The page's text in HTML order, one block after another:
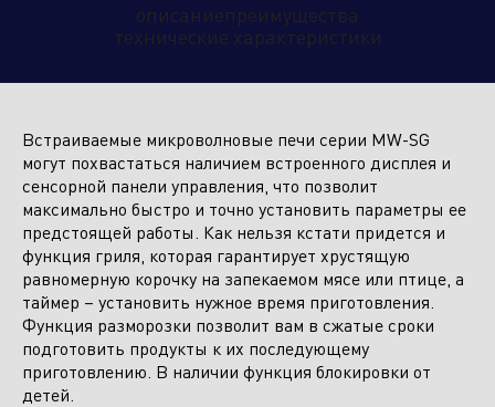
описание
преимущества
технические характеристики
Встраиваемые микроволновые печи серии MW-SG
могут похвастаться наличием встроенного дисплея и
сенсорной панели управления, что позволит
максимально быстро и точно установить параметры ее
предстоящей работы. Как нельзя кстати придется и
функция гриля, которая гарантирует хрустящую
равномерную корочку на запекаемом мясе или птице, а
таймер – установить нужное время приготовления.
Функция разморозки позволит вам в сжатые сроки
подготовить продукты к их последующему
приготовлению. В наличии функция блокировки от
детей.